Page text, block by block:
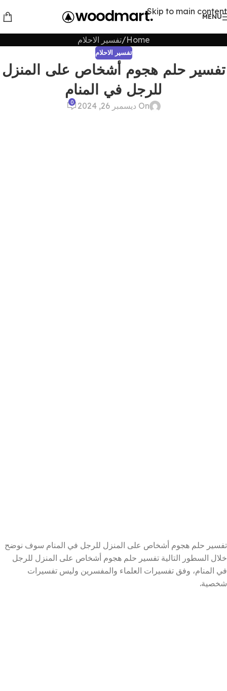
Skip to main content
MENU
Home تفسير الاحلام
تفسير الاحلام
تفسير حلم هجوم أشخاص على المنزل
للرجل في المنام
On ديسمبر 26, 2024 0
تفسير حلم هجوم أشخاص على المنزل للرجل في المنام سوف نوضح
خلال السطور التالية تفسير حلم هجوم أشخاص على المنزل للرجل
في المنام، وفق تفسيرات العلماء والمفسرين وليس تفسيرات
شخصية.